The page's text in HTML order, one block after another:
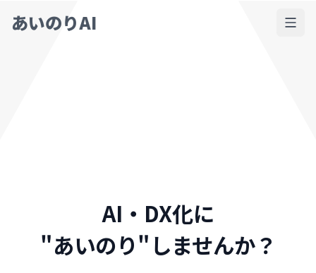
あいのりAI
AI・DX化に
"あいのり"しませんか？